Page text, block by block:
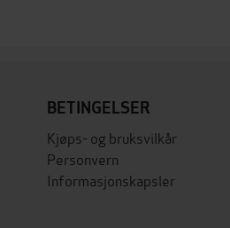
BETINGELSER
Kjøps- og bruksvilkår
Personvern
Informasjonskapsler